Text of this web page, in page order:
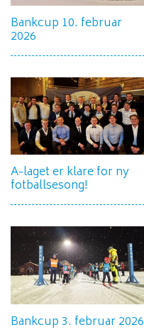
Bankcup 10. februar
2026
A-laget er klare for ny
fotballsesong!
Bankcup 3. februar 2026